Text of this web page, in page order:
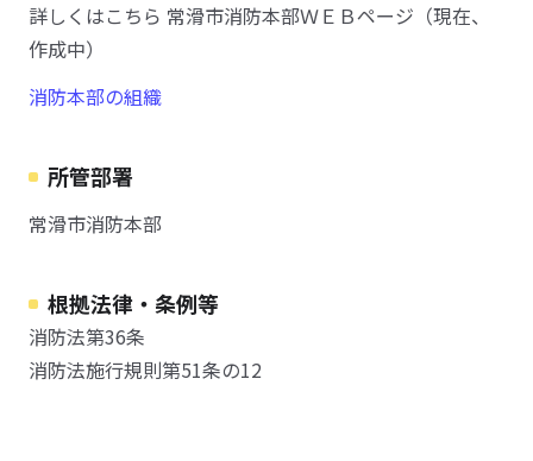
詳しくはこちら 常滑市消防本部ＷＥＢページ（現在、
作成中）
消防本部の組織
所管部署
常滑市消防本部
根拠法律・条例等
消防法第36条
消防法施行規則第51条の12